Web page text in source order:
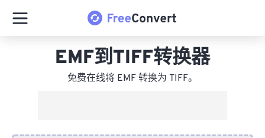
EMF到TIFF转换器
免费在线将 EMF 转换为 TIFF。